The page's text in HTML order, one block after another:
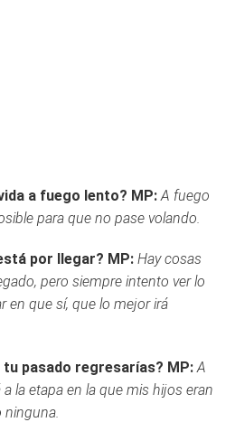
a fuego lento? MP: A fuego
para que no pase volando.
por llegar? MP: Hay cosas
pero siempre intento ver lo
en que sí, que lo mejor irá
tu pasado regresarías? MP: A
la etapa en la que mis hijos eran
ninguna.